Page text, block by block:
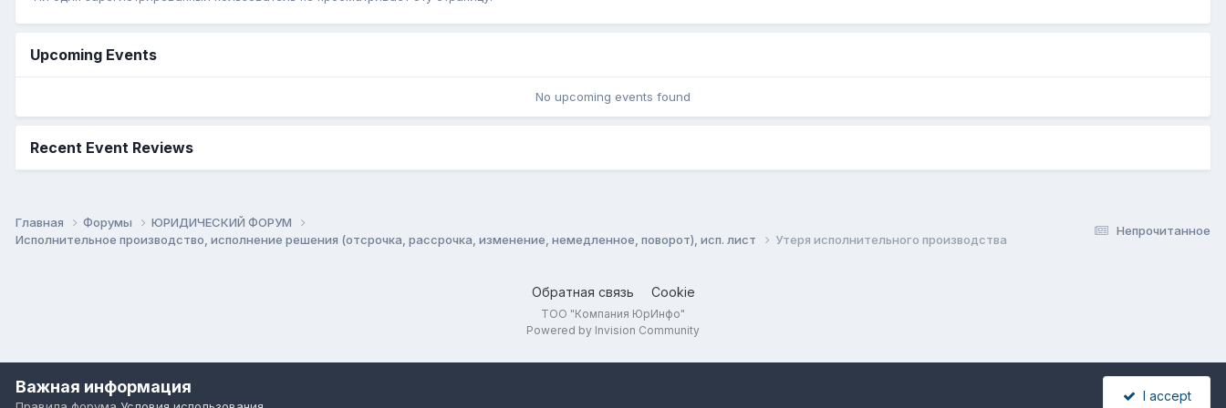
Upcoming Events
No upcoming events found
Recent Event Reviews
Непрочитанное
Главная Форумы
ЮРИДИЧЕСКИЙ ФОРУМ
Исполнительное производство, исполнение решения (отсрочка, рассрочка, изменение, немедленное, поворот), исп. лист
Утеря исполнительного производства
Обратная связь Cookie
ТОО "Компания ЮрИнфо"
Powered by Invision Community
Важная информация I accept